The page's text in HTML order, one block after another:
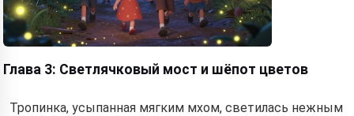
Глава 3: Светлячковый мост и шёпот цветов
Тропинка, усыпанная мягким мхом, светилась нежным